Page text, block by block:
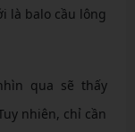
là balo cầu lông
qua sẽ thấy
nhiên, chỉ cần